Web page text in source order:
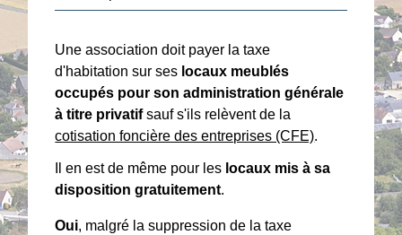
Une association doit payer la taxe
d'habitation sur ses locaux meublés
occupés pour son administration générale
à titre privatifsauf s'ils relèvent de la
cotisation foncière des entreprises (CFE).
Il en est de même pour les locaux mis à sa
disposition gratuitement.
Oui, malgré la suppression de la taxe